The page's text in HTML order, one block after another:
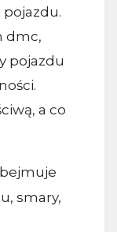
dmc,
pojazdu
a co
smary,